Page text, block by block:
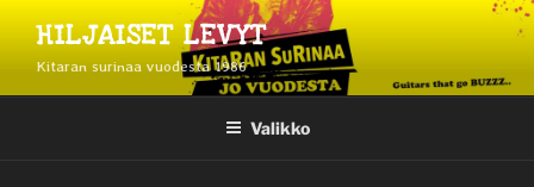
sisältöönHILJAISET LEVYT
Kitaran surinaa vuodesta 1986
Valikko